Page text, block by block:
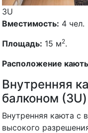
3U
Вместимость: 4 чел.
Площадь: 15 м2.
Расположение
Внутренняя
балконом (3U)
Внутренняя каюта с
высокого